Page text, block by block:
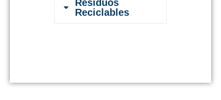
Residuos
Reciclables